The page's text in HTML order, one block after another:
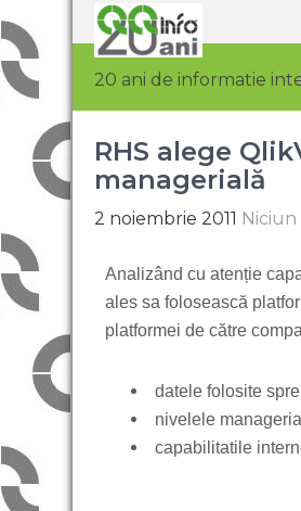
20 ani de informatie
RHS alege
managerială
2 noiembrie 2011
Analizând cu atenție
ales sa folosească
platformei de către
datele folosite
nivelele
capabilitatile